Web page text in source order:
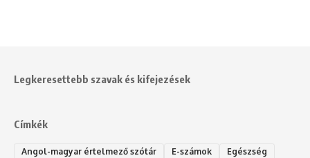
Legkeresettebb szavak és kifejezések
Címkék
Angol-magyar értelmező szótár E-számok
Egészség